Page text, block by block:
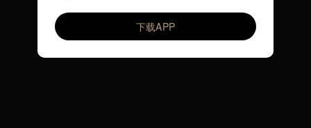
VIP zhuque
下载APP